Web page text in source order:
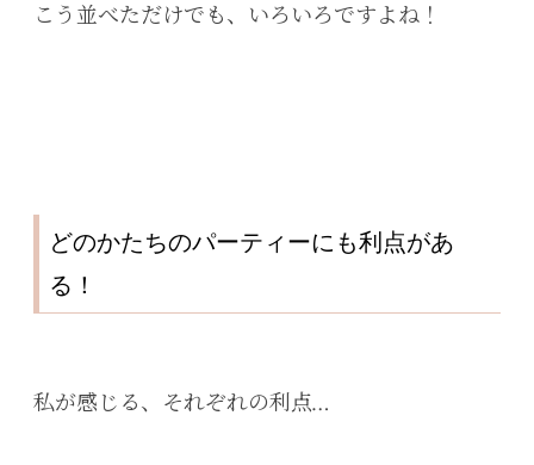
こう並べただけでも、いろいろですよね！
どのかたちのパーティーにも利点があ
る！
私が感じる、それぞれの利点…